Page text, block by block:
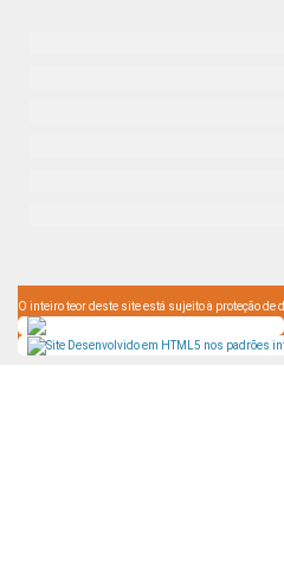
O inteiro teor deste site está sujeito à proteção